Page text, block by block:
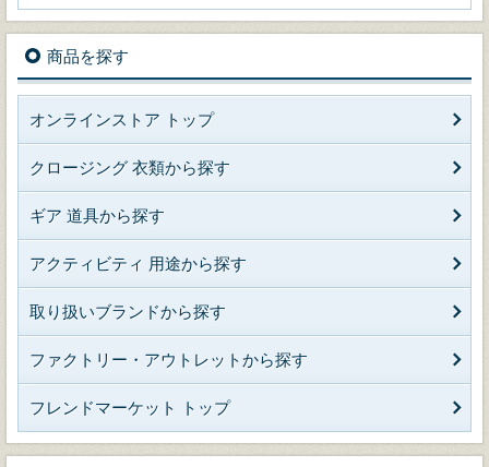
商品を探す
オンラインストア トップ
クロージング 衣類から探す
ギア 道具から探す
アクティビティ 用途から探す
取り扱いブランドから探す
ファクトリー・アウトレットから探す
フレンドマーケット トップ